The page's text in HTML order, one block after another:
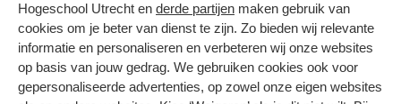
Hogeschool Utrecht en derde partijen maken gebruik van
cookies om je beter van dienst te zijn. Zo bieden wij relevante
informatie en personaliseren en verbeteren wij onze websites
op basis van jouw gedrag. We gebruiken cookies ook voor
gepersonaliseerde advertenties, op zowel onze eigen websites
Contact
Master
Post-master
Studiekeuze deeltijd
HU Bibliotheek
HU Ontwikkelt
Duurzame HU
Hier komt alles samen